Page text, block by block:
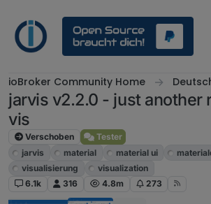
ioBroker Community Home
jarvis v2.2.0 - just another
vis
Verschoben
Tester
jarvis
material material ui
visualisierung
visualization
6.1k
316 4.8m 273